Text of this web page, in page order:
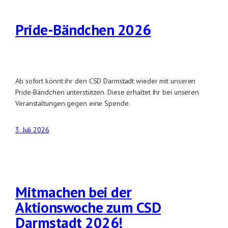
Pride-Bändchen 2026
Ab sofort könnt ihr den CSD Darmstadt wieder mit unseren
Pride-Bändchen unterstützen. Diese erhaltet ihr bei unseren
Veranstaltungen gegen eine Spende.
3. Juli 2026
Mitmachen bei der
Aktionswoche zum CSD
Darmstadt 2026!